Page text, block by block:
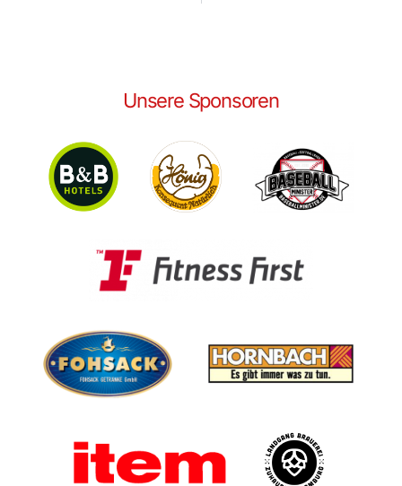
Unsere Sponsoren